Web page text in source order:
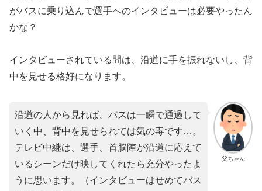
がバスに乗り込んで選手へのインタビューは必要やったん
かな？
インタビューされている間は、沿道に手を振れないし、背
中を見せる格好になります。
父ちゃん
沿道の人から見れば、バスは一瞬で通過して
いく中、背中を見せられては気の毒です…。
テレビ中継は、選手、首脳陣が沿道に応えて
いるシーンだけ映してくれたら充分やったよ
うに思います。（インタビューはせめてバス